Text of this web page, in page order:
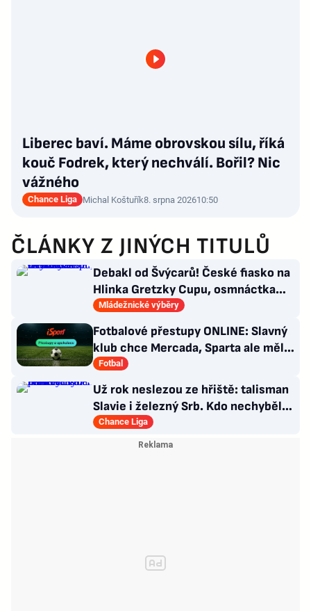
Liberec baví. Máme obrovskou sílu, říká
kouč Fodrek, který nechválí. Bořil? Nic
vážného
Chance Liga Michal Koštuřík8. srpna 202610:50
ČLÁNKY Z JINÝCH TITULŮ
Debakl od Švýcarů! České fiasko na
Hlinka Gretzky Cupu, osmnáctka
skončila šestá
Mládežnické výběry
Fotbalové přestupy ONLINE: Slavný
klub chce Mercada, Sparta ale měla
nabídku odmítnout
Fotbal
Už rok neslezou ze hřiště: talisman
Slavie i železný Srb. Kdo nechyběl
pět let?
Chance Liga